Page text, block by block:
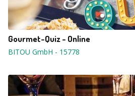
Gourmet-Quiz - Online
BITOU GmbH - 15778